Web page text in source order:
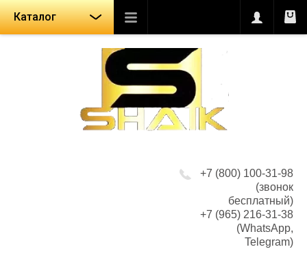
Каталог
+7 (800) 100-31-98
(звонок
бесплатный)
+7 (965) 216-31-38
(WhatsApp,
Telegram)